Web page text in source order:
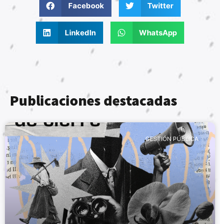
Facebook Twitter
LinkedIn WhatsApp
Publicaciones destacadas
GESTIÓN PÚBLICA